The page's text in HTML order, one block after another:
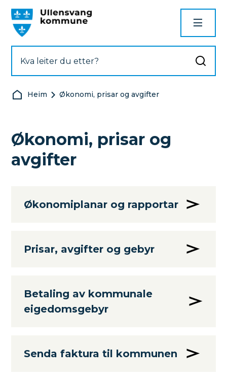
Du er her:
Heim Økonomi, prisar og avgifter
Økonomi, prisar og
avgifter
Økonomiplanar og rapportar
Prisar, avgifter og gebyr
Betaling av kommunale
eigedomsgebyr
Senda faktura til kommunen